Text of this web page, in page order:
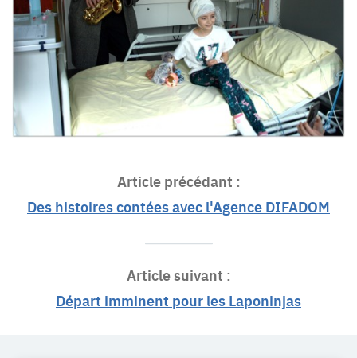
Article précédant :
Des histoires contées avec l'Agence DIFADOM
Article suivant :
Départ imminent pour les Laponinjas